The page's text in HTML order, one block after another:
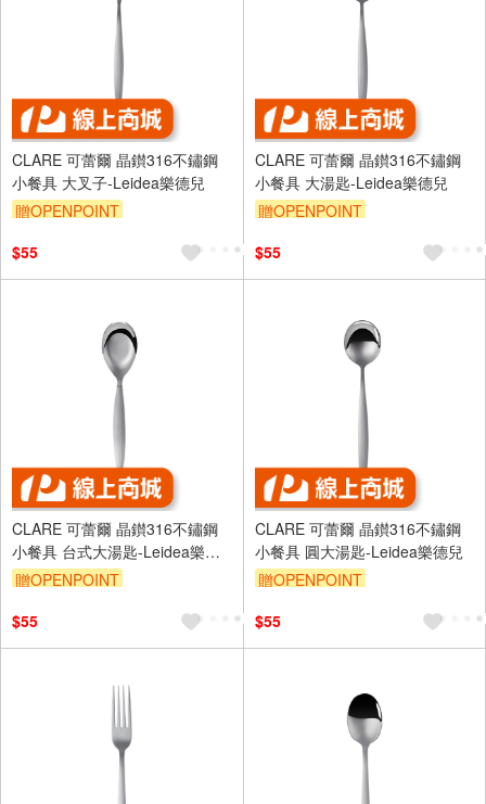
CLARE 可蕾爾 晶鑚316不鏽鋼
小餐具 大叉子-Leidea樂德兒
贈OPENPOINT
$55
CLARE 可蕾爾 晶鑚316不鏽鋼
小餐具 大湯匙-Leidea樂德兒
贈OPENPOINT
$55
CLARE 可蕾爾 晶鑚316不鏽鋼
小餐具 台式大湯匙-Leidea樂德
兒
贈OPENPOINT
$55
CLARE 可蕾爾 晶鑚316不鏽鋼
小餐具 圓大湯匙-Leidea樂德兒
贈OPENPOINT
$55